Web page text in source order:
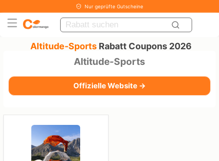
Nur geprüfte Gutscheine
Altitude-Sports Rabatt Coupons 2026
Altitude-Sports
Offizielle Website →